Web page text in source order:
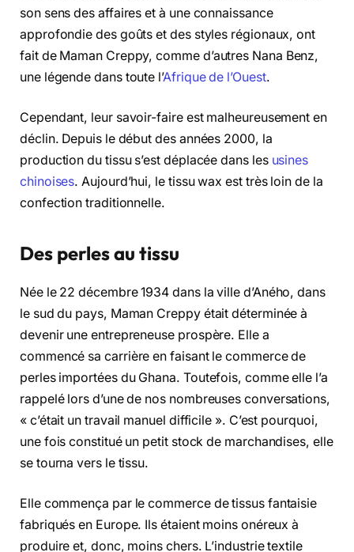
son sens des affaires et à une connaissance
approfondie des goûts et des styles régionaux, ont
fait de Maman Creppy, comme d’autres Nana Benz,
une légende dans toute l’Afrique de l’Ouest.
Cependant, leur savoir-faire est malheureusement en
déclin. Depuis le début des années 2000, la
production du tissu s’est déplacée dans les usines
chinoises. Aujourd’hui, le tissu wax est très loin de la
confection traditionnelle.
Des perles au tissu
Née le 22 décembre 1934 dans la ville d’Aného, dans
le sud du pays, Maman Creppy était déterminée à
devenir une entrepreneuse prospère. Elle a
commencé sa carrière en faisant le commerce de
perles importées du Ghana. Toutefois, comme elle l’a
rappelé lors d’une de nos nombreuses conversations,
« c’était un travail manuel difficile ». C’est pourquoi,
une fois constitué un petit stock de marchandises, elle
se tourna vers le tissu.
Elle commença par le commerce de tissus fantaisie
fabriqués en Europe. Ils étaient moins onéreux à
produire et, donc, moins chers. L’industrie textile